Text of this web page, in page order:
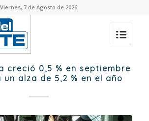
Viernes, 7 de Agosto de 2026
creció 0,5 % en septiembre
un alza de 5,2 % en el año